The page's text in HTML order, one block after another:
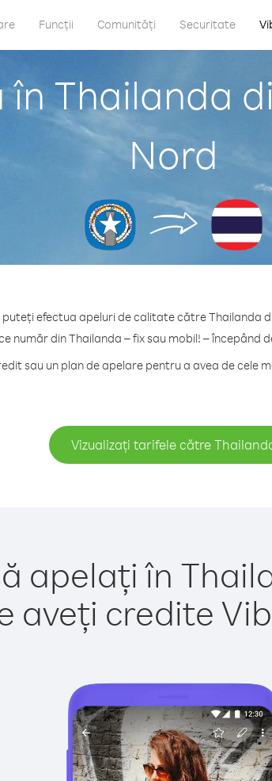
Funcții Comunități Securitate
Thailanda
Nord
puteți efectua apeluri de calitate către Thailanda
număr din Thailanda – fix sau mobil! – începând
sau un plan de apelare pentru a avea de cele
Vizualizați tarifele către
apelați în
aveți credite